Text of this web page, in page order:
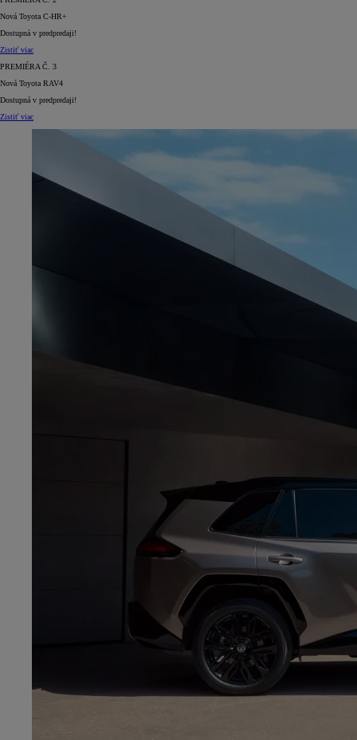
Nová Toyota C-HR+
Dostupná v predpredaji!
Zistiť viac
PREMIÉRA Č. 3
Nová Toyota RAV4
Dostupná v predpredaji!
Zistiť viac